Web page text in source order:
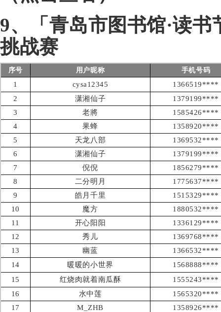
9、「青岛市图书馆·读
挑战赛
序号 用户昵称 手机号码
1 cysa12345
1366519****
2
潇湘仙子
1379199****
3
老將
1585426****
4
果蜂
1358920****
5
天龙八部
1369532****
6
潇湘仙子
1379199****
7
倪倪
1856279****
8
二分明月
1775637****
9
皓月千里
1515329****
10
魔方
1880532****
11
开心阳阳
1336129****
12
秀儿
1369768****
13
幽蓝
1366532****
14
暖暖的小世界
1568888****
15
红烧肉就着南瓜酥
1555243****
16
水中莲
1565320****
17
M_ZHB
1358926****